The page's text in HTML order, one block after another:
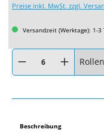
Preise inkl. MwSt. zzgl.
Versandzeit (Werktage): 1-3
Produkt Anzahl: Gib den
Rollen
Beschreibung